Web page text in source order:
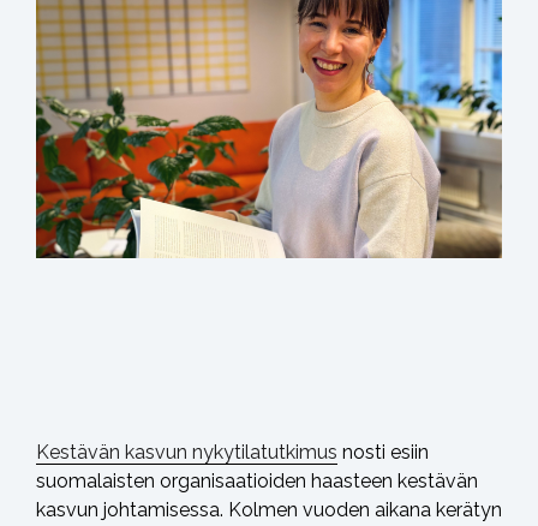
Kestävän kasvun nykytilatutkimus nosti esiin
suomalaisten organisaatioiden haasteen kestävän
kasvun johtamisessa. Kolmen vuoden aikana kerätyn